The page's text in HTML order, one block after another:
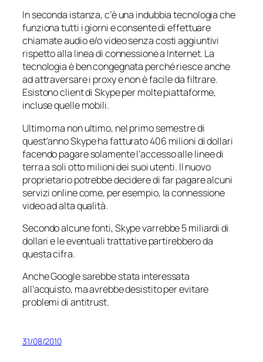
In seconda istanza, c’è una indubbia tecnologia che
funziona tutti i giorni e consente di effettuare
chiamate audio e/o video senza costi aggiuntivi
rispetto alla linea di connessione a Internet. La
tecnologia è ben congegnata perché riesce anche
ad attraversare i proxy e non è facile da filtrare.
Esistono client di Skype per molte piattaforme,
incluse quelle mobili.
Ultimo ma non ultimo, nel primo semestre di
quest’anno Skype ha fatturato 406 milioni di dollari
facendo pagare solamente l’accesso alle linee di
terra a soli otto milioni dei suoi utenti. Il nuovo
proprietario potrebbe decidere di far pagare alcuni
servizi online come, per esempio, la connessione
video ad alta qualità.
Secondo alcune fonti, Skype varrebbe 5 miliardi di
dollari e le eventuali trattative partirebbero da
questa cifra.
Anche Google sarebbe stata interessata
all’acquisto, ma avrebbe desistito per evitare
problemi di antitrust.
31/08/2010